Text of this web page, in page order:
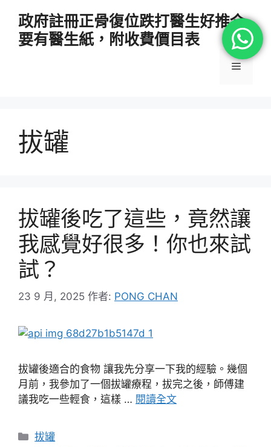
政府註冊正骨復位跌打醫生好推介
要有醫生紙，附收費價目表
選
拔罐
拔罐後吃了這些，竟然讓
我感覺好很多！你也來試
試？
23 9 月, 2025 作者: PONG CHAN
拔罐後適合的食物 讓我先分享一下我的經驗。幾個
月前，我參加了一個拔罐療程，拔完之後，師傅建
議我吃一些輕食，這樣 … 閱讀全文
分
拔罐